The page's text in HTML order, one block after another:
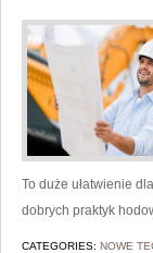
To duże ułatwienie
dobrych praktyk
CATEGORIES: NOWE